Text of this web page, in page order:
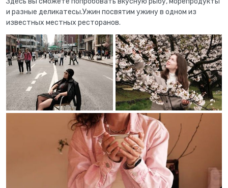
и разные деликатесы.Ужин посвятим ужину в одном из
известных местных ресторанов.